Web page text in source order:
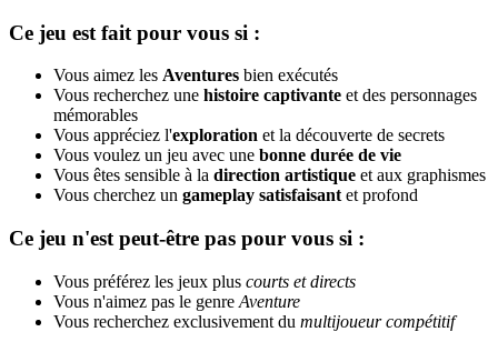
Ce jeu est fait pour vous si :
Vous aimez les Aventures bien exécutés
Vous recherchez une histoire captivante et des personnages
mémorables
Vous appréciez l'exploration et la découverte de secrets
Vous voulez un jeu avec une bonne durée de vie
Vous êtes sensible à la direction artistique et aux graphismes
Vous cherchez un gameplay satisfaisant et profond
Ce jeu n'est peut-être pas pour vous si :
Vous préférez les jeux plus courts et directs
Vous n'aimez pas le genre Aventure
Vous recherchez exclusivement du multijoueur compétitif